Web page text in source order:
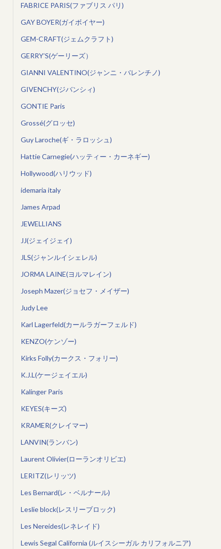
FABRICE PARIS(ファブリス パリ)
GAY BOYER(ガイボイヤー)
GEM-CRAFT(ジェムクラフト)
GERRY’S(ゲーリーズ）
GIANNI VALENTINO(ジャンニ・バレンチノ)
GIVENCHY(ジバンシィ)
GONTIE Paris
Grossé(グロッセ)
Guy Laroche(ギ・ラロッシュ)
Hattie Carnegie(ハッティー・カーネギー)
Hollywood(ハリウッド)
idemaria italy
James Arpad
JEWELLIANS
JJ(ジェイジェイ)
JLS(ジャンルイシェレル)
JORMA LAINE(ヨルマレイン)
Joseph Mazer(ジョセフ・メイザー)
Judy Lee
Karl Lagerfeld(カールラガーフェルド)
KENZO(ケンゾー)
Kirks Folly(カークス・フォリー)
K.J.L(ケージェイエル)
Kalinger Paris
KEYES(キーズ)
KRAMER(クレイマー)
LANVIN(ランバン)
Laurent Olivier(ローランオリビエ)
LERITZ(レリッツ)
Les Bernard(レ・ベルナール)
Leslie block(レスリーブロック)
Les Nereides(レネレイド)
Lewis Segal California (ルイスシーガル カリフォルニア)